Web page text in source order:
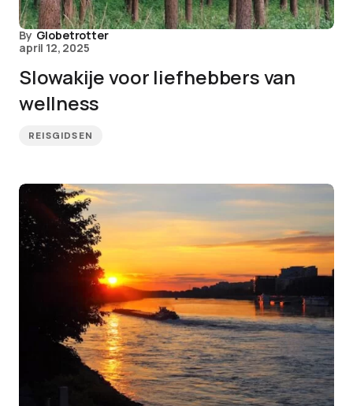
By Globetrotter
april 12, 2025
Slowakije voor liefhebbers van
wellness
REISGIDSEN